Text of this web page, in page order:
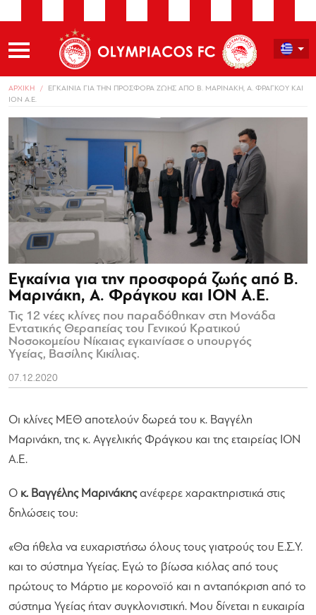
ΑΡΧΙΚΗ
ΕΓΚΑΙΝΙΑ ΓΙΑ ΤΗΝ ΠΡΟΣΦΟΡΑ ΖΩΗΣ ΑΠΟ Β. ΜΑΡΙΝΑΚΗ, Α. ΦΡΑΓΚΟΥ ΚΑΙ
ΙΟΝ Α.Ε.
Εγκαίνια για την προσφορά ζωής από Β.
Μαρινάκη, Α. Φράγκου και ΙΟΝ Α.Ε.
Τις 12 νέες κλίνες που παραδόθηκαν στη Μονάδα
Εντατικής Θεραπείας του Γενικού Κρατικού
Νοσοκομείου Νίκαιας εγκαινίασε ο υπουργός
Υγείας, Βασίλης Κικίλιας.
07.12.2020
Οι κλίνες ΜΕΘ αποτελούν δωρεά του κ. Βαγγέλη
Μαρινάκη, της κ. Αγγελικής Φράγκου και της εταιρείας ΙΟΝ
Α.Ε.
Ο κ. Βαγγέλης Μαρινάκηςανέφερε χαρακτηριστικά στις
δηλώσεις του:
«Θα ήθελα να ευχαριστήσω όλους τους γιατρούς του Ε.Σ.Υ.
και το σύστημα Υγείας. Εγώ το βίωσα κιόλας από τους
πρώτους το Μάρτιο με κορονοϊό και η ανταπόκριση από το
σύστημα Υγείας ήταν συγκλονιστική. Μου δίνεται η ευκαιρία